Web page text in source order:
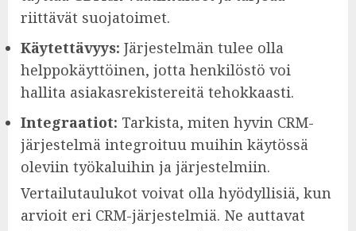
riittävät suojatoimet.
Käytettävyys: Järjestelmän tulee olla
helppokäyttöinen, jotta henkilöstö voi
hallita asiakasrekistereitä tehokkaasti.
Integraatiot: Tarkista, miten hyvin CRM-
järjestelmä integroituu muihin käytössä
oleviin työkaluihin ja järjestelmiin.
Vertailutaulukot voivat olla hyödyllisiä, kun
arvioit eri CRM-järjestelmiä. Ne auttavat